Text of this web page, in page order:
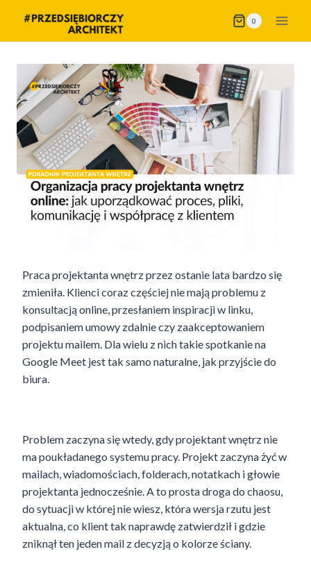
treści
0
Praca projektanta wnętrz przez ostanie lata bardzo się
zmieniła. Klienci coraz częściej nie mają problemu z
konsultacją online, przesłaniem inspiracji w linku,
podpisaniem umowy zdalnie czy zaakceptowaniem
projektu mailem. Dla wielu z nich takie spotkanie na
Google Meet jest tak samo naturalne, jak przyjście do
biura.
Problem zaczyna się wtedy, gdy projektant wnętrz nie
ma poukładanego systemu pracy. Projekt zaczyna żyć w
mailach, wiadomościach, folderach, notatkach i głowie
projektanta jednocześnie. A to prosta droga do chaosu,
do sytuacji w której nie wiesz, która wersja rzutu jest
aktualna, co klient tak naprawdę zatwierdził i gdzie
zniknął ten jeden mail z decyzją o kolorze ściany.